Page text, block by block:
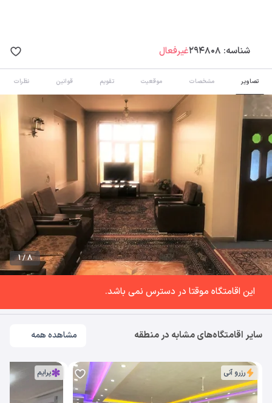
شناسه: 294808غیرفعال
تصاویر مشخصات موقعیت تقویم قوانین نظرات
1 / 8
این اقامتگاه موقتا در دسترس نمی باشد.
سایر اقامتگاه‌های مشابه در منطقه مشاهده همه
رزرو آنی پرایم